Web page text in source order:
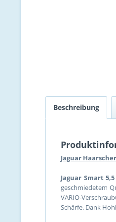
Beschreibung
Jaguar
Jaguar Smart
geschmiedetem
VARIO-
Schärfe. Dank